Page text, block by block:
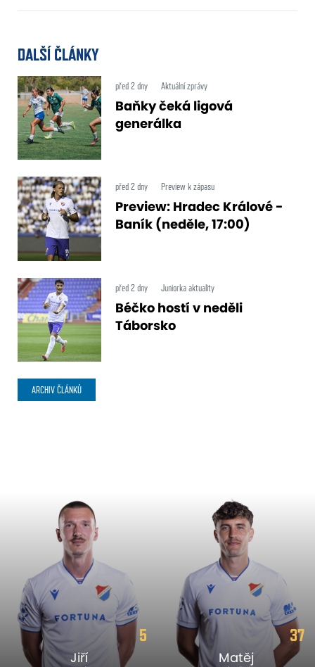
DALŠÍ ČLÁNKY
před 2 dny Aktuální zprávy
Baňky čeká ligová
generálka
před 2 dny Preview k zápasu
Preview: Hradec Králové -
Baník (neděle, 17:00)
před 2 dny Juniorka aktuality
Béčko hostí v neděli
Táborsko
ARCHIV ČLÁNKŮ
5
Jiří
37
Matěj